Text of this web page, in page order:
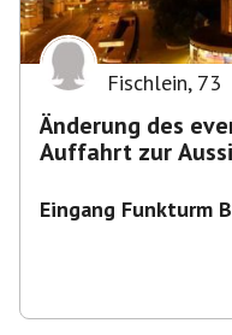
Fischlein, 73
Änderung des
Auffahrt zur
Eingang Funkturm